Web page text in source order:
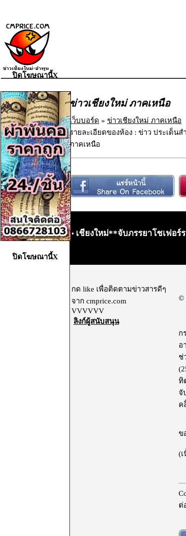
ข่าวเชียงใหม่ ภาคเหนือ
เว็บบอร์ด » ข่าวเชียงใหม่ ภาคเหนือ
รายละเอียดของห้อง : ข่าว ประเด็น
ภาคเหนือ
• เชียงใหม่**จับภรรยาโชเฟอร์
กด like เพื่อติดตามข่าวสารดีๆ
จาก cmprice.com
VVVVVV
ลิงก์ผู้สนับสนุน
©
ก
อ
ช่
ทิ
จั
ค
ข
(
ต่
ปิดโฆษณานี้X
ปิดโฆษณานี้X